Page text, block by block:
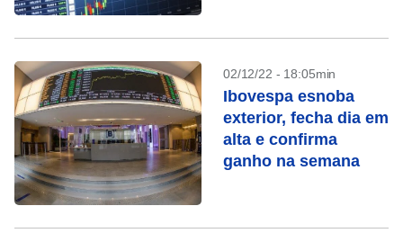
02/12/22 - 18:05min
Ibovespa esnoba
exterior, fecha dia em
alta e confirma
ganho na semana